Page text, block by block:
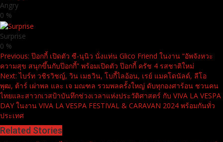
Angry
0 %
Surprise
0 %
Continue
Reading
Previous: ป๊อกกี้ เปิดตัว ซี-นุนิว นั่งแท่น Glico Friend ในงาน “อัพจังหวะ
ความสุข สนุกขึ้นกับป๊อกกี้” พร้อมเปิดตัว ป๊อกกี้ ครัช 4 รสชาติใหม่
Next: ไบร์ท วชิรวิชญ์, วิน เมธวิน, โบกี้ไลอ้อน, เรย์ แมคโดนัลด์, ลีโอ
พุฒ, ต้าร์ เผ่าพล และ เจ มณฑล รวมพลครั้งใหญ่ ดับทุกองศาร้อน ชวนคน
ไทยและสาวกเวสป้าบันทึกช่วงเวลาแห่งประวัติศาสตร์ กับ VIVA LA VESPA
DAY ในงาน VIVA LA VESPA FESTIVAL & CARAVAN 2024 พร้อมกันทั่ว
ประเทศ
Related Stories